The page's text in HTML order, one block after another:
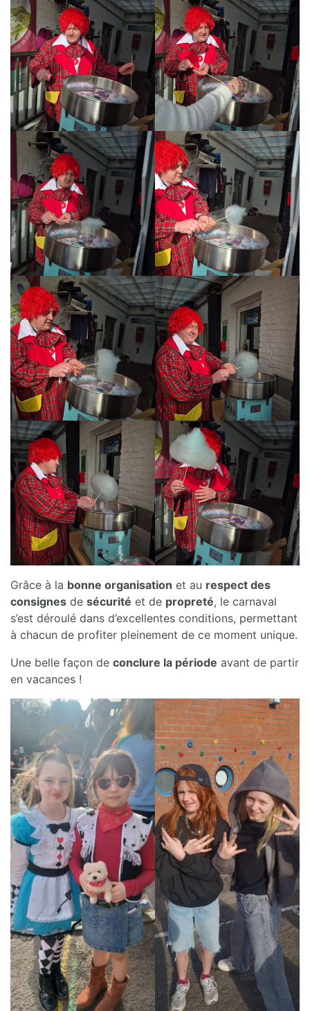
Grâce à la bonne organisation et au respect des
consignes de sécurité et de propreté, le carnaval
s’est déroulé dans d’excellentes conditions, permettant
à chacun de profiter pleinement de ce moment unique.
Une belle façon de conclure la période avant de partir
en vacances !